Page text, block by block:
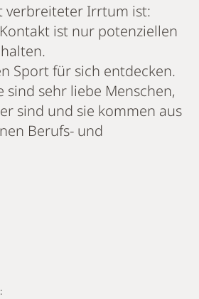
verbreiteter Irrtum ist:
ist nur potenziellen
Sport für sich entdecken.
sind sehr liebe Menschen,
sind und sie kommen aus
Berufs- und